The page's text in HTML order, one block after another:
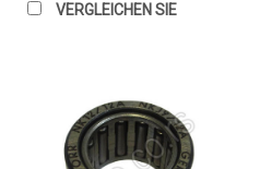
VERGLEICHEN SIE